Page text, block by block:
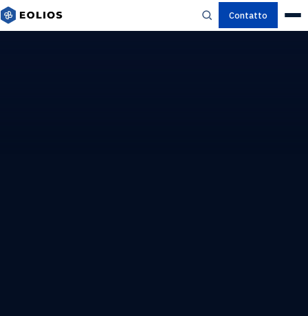
Contatto